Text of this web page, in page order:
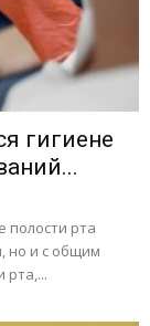
гигиене
полости рта
но и с общим
рта,...